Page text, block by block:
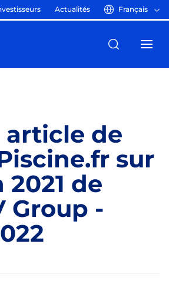
Actualités Français
article de
sur
de
Group -